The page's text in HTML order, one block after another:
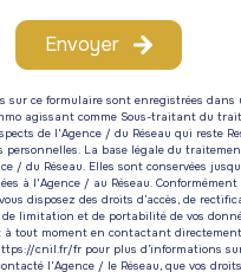
Envoyer
sur ce formulaire sont enregistrées dans
agissant comme Sous-traitant du
de l'Agence / du Réseau qui reste
personnelles. La base légale du
/ du Réseau. Elles sont conservées
à l'Agence / au Réseau. Conformément
disposez des droits d’accès, de
de limitation et de portabilité de vos
tout moment en contactant directement
cnil.fr/fr pour plus d’informations
l'Agence / le Réseau, que vos